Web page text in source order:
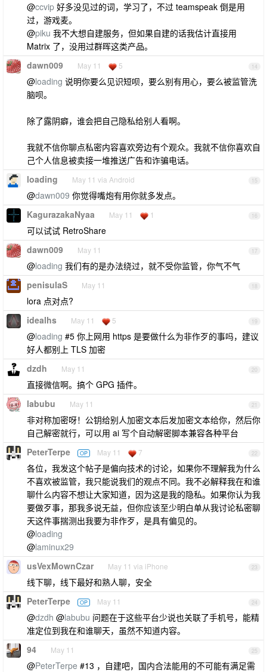
@ccvip 好多没见过的词，学习了，不过 teamspeak 倒是用
过，游戏麦。
@piku 我不大想自建服务，但如果自建的话我估计直接用
Matrix 了，没用过群晖这类产品。
14
dawn009 May 11 5
@loading 说明你要么见识短呗，要么别有用心，要么被监管洗
脑呗。
除了露阴癖，谁会把自己隐私给别人看啊。
我就不信你聊点私密内容喜欢旁边有个观众。我就不信你喜欢自
己个人信息被卖接一堆推送广告和诈骗电话。
15
loading May 11 via Android
@dawn009 你觉得嘴炮有用你就多发点。
16
KagurazakaNyaa May 11 1
可以试试 RetroShare
17
dawn009 May 11
@loading 我们有的是办法绕过，就不受你监管，你气不气
18
penisulaS May 11
lora 点对点?
19
idealhs May 11 5
@loading #5 你上网用 https 是要做什么为非作歹的事吗，建议
好人都别上 TLS 加密
20
dzdh May 11
直接微信啊。搞个 GPG 插件。
21
labubu May 11
非对称加密呀！公钥给别人加密文本后发加密文本给你，然后你
自己解密就行，可以用 ai 写个自动解密脚本兼容各种平台
22
PeterTerpe OP May 11 7
各位，我发这个帖子是偏向技术的讨论，如果你不理解我为什么
不喜欢被监管，我只能说我们的观点不同。我不必解释我在和谁
聊什么内容不想让大家知道，因为这是我的隐私。如果你认为我
要做歹事，那我多说无益，但你应该至少明白单从我讨论私密聊
天这件事揣测出我要为非作歹，是具有偏见的。
@loading
@laminux29
23
usVexMownCzar May 11 via iPhone
线下聊，线下最好和熟人聊，安全
24
PeterTerpe OP May 11
@dzdh @labubu 问题在于这些平台少说也关联了手机号，能精
准定位到我在和谁聊天，虽然不知道内容。
25
94 May 11
@PeterTerpe #13 ，自建吧，国内合法能用的不可能有满足需